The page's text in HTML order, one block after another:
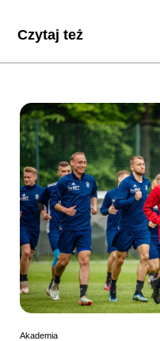
Czytaj też
Akademia